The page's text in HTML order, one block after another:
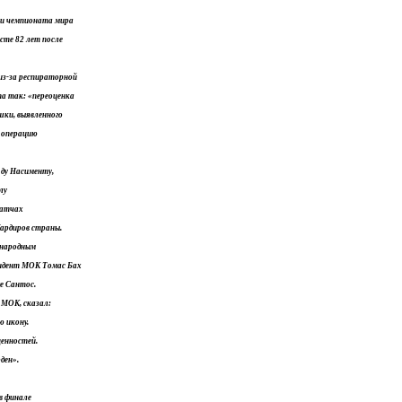
чемпионата мира
82 лет после
за респираторной
так: «переоценка
выявленного
операцию
Насименту,
страны.
МОК Томас Бах
Сантос.
МОК, сказал:
икону.
финале